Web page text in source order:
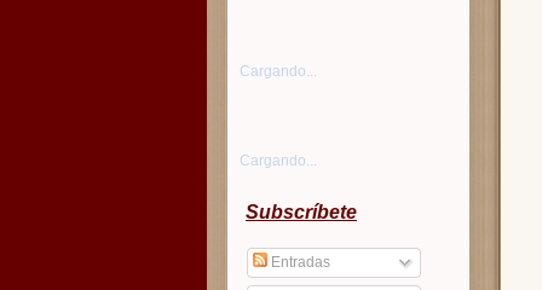
Cargando...
Cargando...
Subscríbete
Entradas